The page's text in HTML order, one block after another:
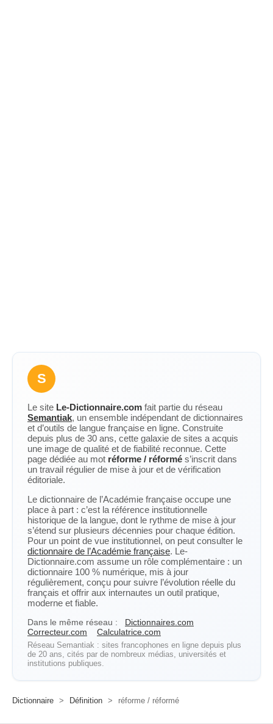
S
Le site Le-Dictionnaire.com fait partie du réseau
Semantiak, un ensemble indépendant de dictionnaires
et d’outils de langue française en ligne. Construite
depuis plus de 30 ans, cette galaxie de sites a acquis
une image de qualité et de fiabilité reconnue. Cette
page dédiée au mot réforme / réformé s’inscrit dans
un travail régulier de mise à jour et de vérification
éditoriale.
Le dictionnaire de l’Académie française occupe une
place à part : c’est la référence institutionnelle
historique de la langue, dont le rythme de mise à jour
s’étend sur plusieurs décennies pour chaque édition.
Pour un point de vue institutionnel, on peut consulter le
dictionnaire de l’Académie française. Le-
Dictionnaire.com assume un rôle complémentaire : un
dictionnaire 100 % numérique, mis à jour
régulièrement, conçu pour suivre l’évolution réelle du
français et offrir aux internautes un outil pratique,
moderne et fiable.
Dans le même réseau :
Dictionnaires.com
Correcteur.com
Calculatrice.com
Réseau Semantiak : sites francophones en ligne depuis plus
de 20 ans, cités par de nombreux médias, universités et
institutions publiques.
Dictionnaire > Définition > réforme / réformé